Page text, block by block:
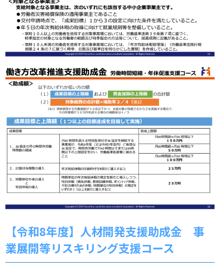
【令和8年度】人材開発支援助成金 事
業展開等リスキリング支援コース